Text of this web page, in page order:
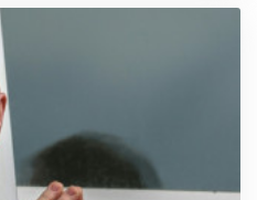
für Fifa-Präsident Gianni
in einer
den Weltfußball in Atem
eingestanden.